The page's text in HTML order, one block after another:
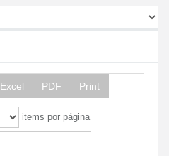
Excel PDF Print
items por página